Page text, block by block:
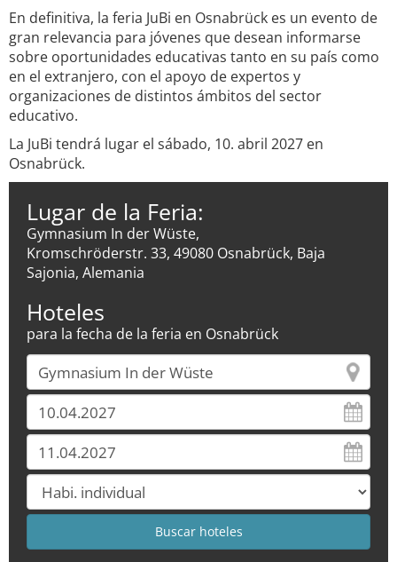
En definitiva, la feria JuBi en Osnabrück es un evento de
gran relevancia para jóvenes que desean informarse
sobre oportunidades educativas tanto en su país como
en el extranjero, con el apoyo de expertos y
organizaciones de distintos ámbitos del sector
educativo.
La JuBi tendrá lugar el sábado, 10. abril 2027 en
Osnabrück.
Lugar de la Feria:
Gymnasium In der Wüste,
Kromschröderstr. 33, 49080 Osnabrück, Baja
Sajonia, Alemania
Hoteles
para la fecha de la feria en Osnabrück